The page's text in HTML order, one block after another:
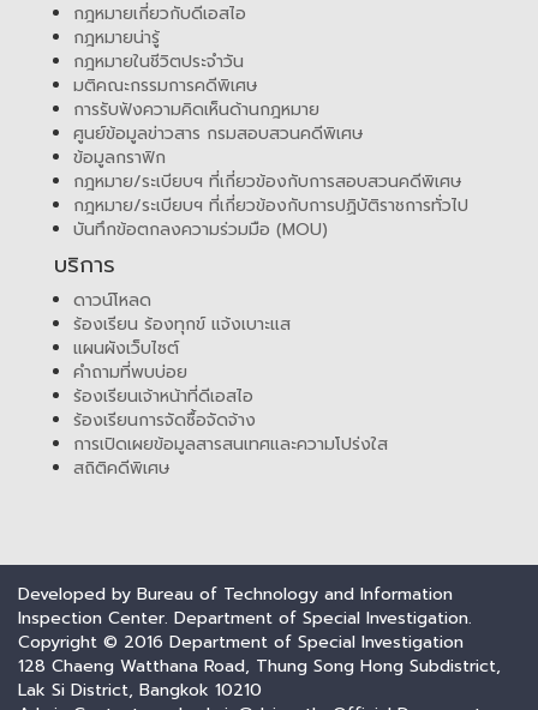
กฎหมายเกี่ยวกับดีเอสไอ
กฎหมายน่ารู้
กฎหมายในชีวิตประจำวัน
มติคณะกรรมการคดีพิเศษ
การรับฟังความคิดเห็นด้านกฎหมาย
ศูนย์ข้อมูลข่าวสาร กรมสอบสวนคดีพิเศษ
ข้อมูลกราฟิก
กฎหมาย/ระเบียบฯ ที่เกี่ยวข้องกับการสอบสวนคดีพิเศษ
กฎหมาย/ระเบียบฯ ที่เกี่ยวข้องกับการปฏิบัติราชการทั่วไป
บันทึกข้อตกลงความร่วมมือ (MOU)
บริการ
ดาวน์โหลด
ร้องเรียน ร้องทุกข์ แจ้งเบาะแส
แผนผังเว็บไซต์
คำถามที่พบบ่อย
ร้องเรียนเจ้าหน้าที่ดีเอสไอ
ร้องเรียนการจัดซื้อจัดจ้าง
การเปิดเผยข้อมูลสารสนเทศและความโปร่งใส
สถิติคดีพิเศษ
Developed by Bureau of Technology and Information
Inspection Center. Department of Special Investigation.
Copyright © 2016 Department of Special Investigation
128 Chaeng Watthana Road, Thung Song Hong Subdistrict,
Lak Si District, Bangkok 10210